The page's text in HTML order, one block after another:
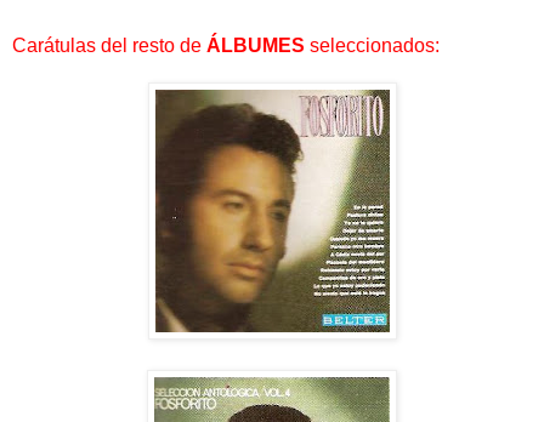
Carátulas del resto de ÁLBUMES seleccionados: